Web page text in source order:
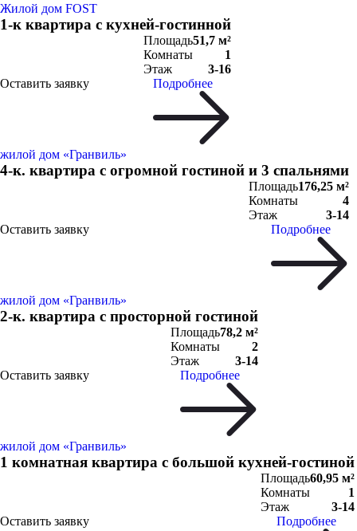
Жилой дом FOST
1-к квартира с кухней-гостинной
Площадь51,7 м²
Комнаты
1
Этаж
3-16
Оставить заявку
Подробнее
жилой дом «Гранвиль»
4-к. квартира с огромной гостиной и 3 спальнями
Площадь176,25 м²
Комнаты
4
Этаж
3-14
Оставить заявку
Подробнее
жилой дом «Гранвиль»
2-к. квартира с просторной гостиной
Площадь78,2 м²
Комнаты
2
Этаж
3-14
Оставить заявку
Подробнее
жилой дом «Гранвиль»
1 комнатная квартира с большой кухней-гостиной
Площадь60,95 м²
Комнаты
1
Этаж
3-14
Оставить заявку
Подробнее